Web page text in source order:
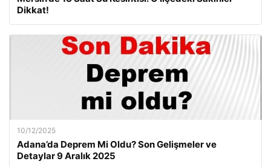
Dikkat!
10/12/2025
Adana’da Deprem Mi Oldu? Son Gelişmeler ve
Detaylar 9 Aralık 2025